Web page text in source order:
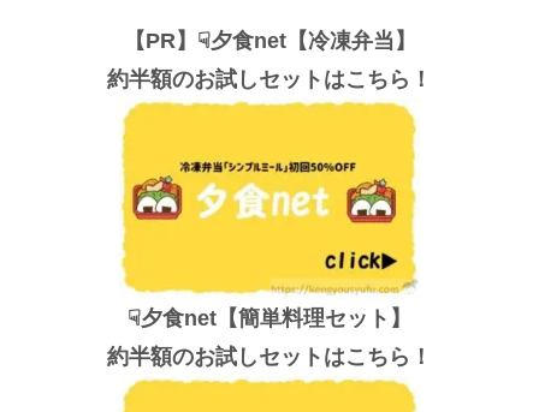
【PR】☟夕食net【冷凍弁当】
約半額のお試しセットはこちら！
☟夕食net【簡単料理セット】
約半額のお試しセットはこちら！